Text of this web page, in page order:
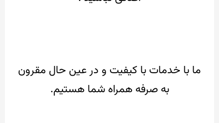
ما با خدمات با کیفیت و در عین حال مقرون
به صرفه همراه شما هستیم.